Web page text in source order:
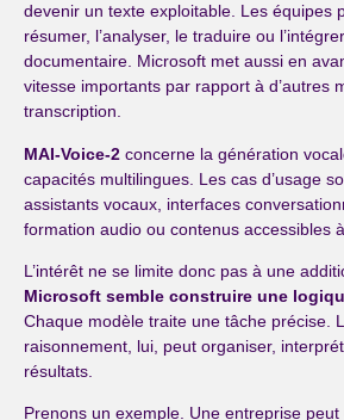
devenir un texte exploitable. Les équipes
résumer, l’analyser, le traduire ou
documentaire. Microsoft met aussi en
vitesse importants par rapport à d’autres
transcription.
MAI-Voice-2 concerne la génération
capacités multilingues. Les cas d’usage
assistants vocaux, interfaces
formation audio ou contenus accessibles à
L’intérêt ne se limite donc pas à une
Microsoft semble construire une
Chaque modèle traite une tâche précise.
raisonnement, lui, peut organiser,
résultats.
Prenons un exemple. Une entreprise